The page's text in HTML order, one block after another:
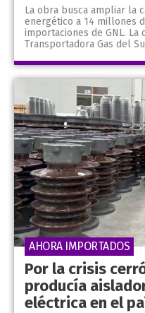
La obra busca ampliar la
energético a 14 millones
importaciones de GNL. La
Transportadora Gas del
Por la crisis
producía
eléctrica en el
AHORA IMPORTADOS